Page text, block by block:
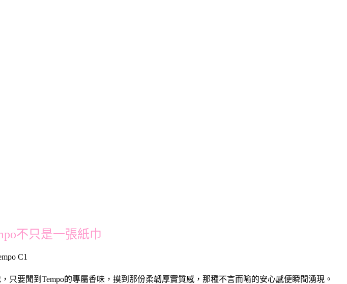
不只是一張紙巾
要聞到Tempo的專屬香味，摸到那份柔韌厚實質感，那種不言而喻的安心感便瞬間湧現。